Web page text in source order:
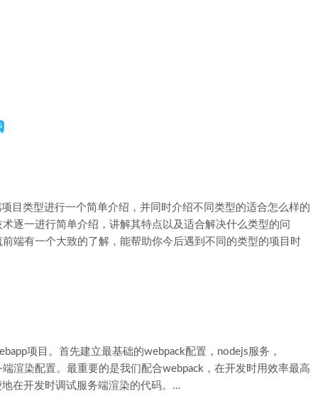
目类型进行一个简单介绍，并同时介绍不同类型的适合怎么样的
逐一进行简单介绍，讲解其特点以及适合解决什么类型的问
端有一个大致的了解，能帮助你今后遇到不同的类型的项目时
项目。首先建立最基础的webpack配置，nodejs服务，
渲染配置。最重要的是我们配合webpack，在开发时用效率最高
在开发时调试服务端渲染的代码。…